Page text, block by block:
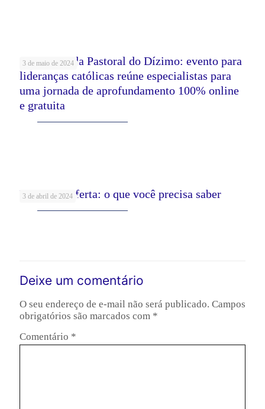
3 de maio de 2024
7ª Semana da Pastoral do Dízimo: evento para
lideranças católicas reúne especialistas para
uma jornada de aprofundamento 100% online
e gratuita
3 de abril de 2024
Dízimo e Oferta: o que você precisa saber
Deixe um comentário
O seu endereço de e-mail não será publicado. Campos
obrigatórios são marcados com *
Comentário *